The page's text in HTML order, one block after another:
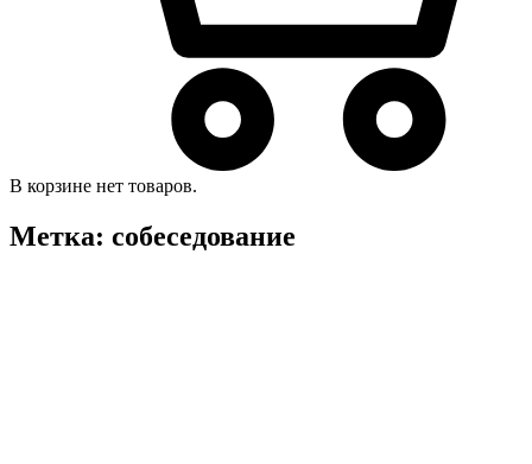
В корзине нет товаров.
Метка: собеседование